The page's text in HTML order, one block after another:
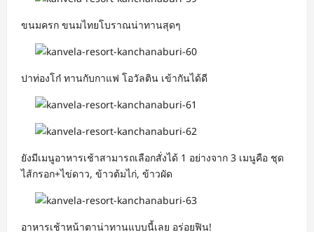
ขนมครก ขนมไทยโบราณน่าทานสุดๆ
ปาท่องโก๋ ทานกับกาแฟ โอวัลติน เข้ากันได้ดี
ยังมีเมนูอาหารเช้าสามารถเลือกสั่งได้ 1 อย่างจาก 3 เมนูคือ ชุด
ไส้กรอก+ไข่ดาว, ข้าวต้มไก่, ข้าวผัด
อาหารเช้าหน้าตาน่าทานแบบนี้เลย อร่อยฟิน!